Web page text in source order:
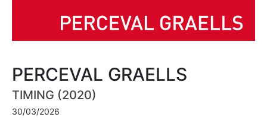
PERCEVAL GRAELLS
TIMING (2020)
30/03/2026